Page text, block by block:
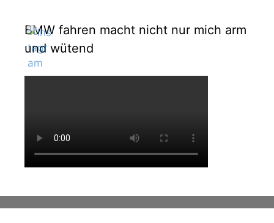
BMW fahren macht nicht nur mich arm
und wütend